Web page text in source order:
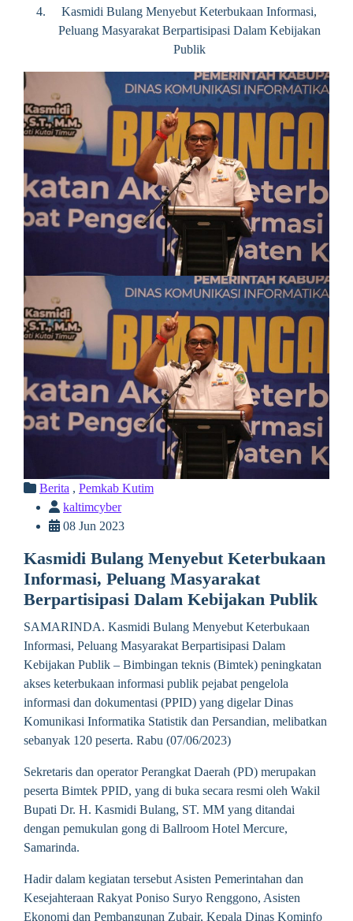
Kasmidi Bulang Menyebut Keterbukaan Informasi,
Peluang Masyarakat Berpartisipasi Dalam Kebijakan
Publik
Berita , Pemkab Kutim
kaltimcyber
08 Jun 2023
Kasmidi Bulang Menyebut Keterbukaan
Informasi, Peluang Masyarakat
Berpartisipasi Dalam Kebijakan Publik
SAMARINDA. Kasmidi Bulang Menyebut Keterbukaan
Informasi, Peluang Masyarakat Berpartisipasi Dalam
Kebijakan Publik – Bimbingan teknis (Bimtek) peningkatan
akses keterbukaan informasi publik pejabat pengelola
informasi dan dokumentasi (PPID) yang digelar Dinas
Komunikasi Informatika Statistik dan Persandian, melibatkan
sebanyak 120 peserta. Rabu (07/06/2023)
Sekretaris dan operator Perangkat Daerah (PD) merupakan
peserta Bimtek PPID, yang di buka secara resmi oleh Wakil
Bupati Dr. H. Kasmidi Bulang, ST. MM yang ditandai
dengan pemukulan gong di Ballroom Hotel Mercure,
Samarinda.
Hadir dalam kegiatan tersebut Asisten Pemerintahan dan
Kesejahteraan Rakyat Poniso Suryo Renggono, Asisten
Ekonomi dan Pembangunan Zubair, Kepala Dinas Kominfo